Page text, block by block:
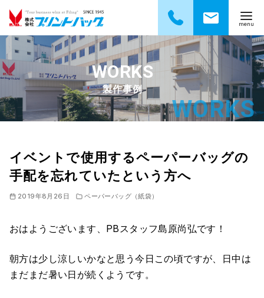
ン
テ
ツ
へ
製作事例
イベントで使用するペーパーバッグの
手配を忘れていたという方へ
2019年8月26日 ペーパーバッグ（紙袋）
おはようございます、PBスタッフ島原尚弘です！
朝方は少し涼しいかなと思う今日この頃ですが、日中は
まだまだ暑い日が続くようです。